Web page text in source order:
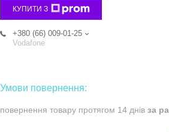
КУПИТИ З
+380 (66) 009-01-25
Vodafone
повернення товару протягом 14 днів за